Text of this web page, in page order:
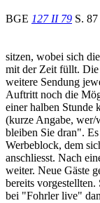
BGE 127 II 79 S. 87
sitzen, wobei sich
mit der Zeit füllt. Die
weitere Sendung
Auftritt noch die
einer halben Stunde
(kurze Angabe, wer/
bleiben Sie dran".
Werbeblock, dem
anschliesst. Nach
weiter. Neue Gäste
bereits
bei "Fohrler live"